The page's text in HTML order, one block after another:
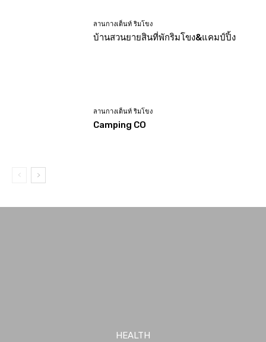
ลานกางเต็นท์ ริมโขง
บ้านสวนยายสินที่พักริมโขง&แคมป์ปิ้ง
ลานกางเต็นท์ ริมโขง
Camping CO
HEALTH